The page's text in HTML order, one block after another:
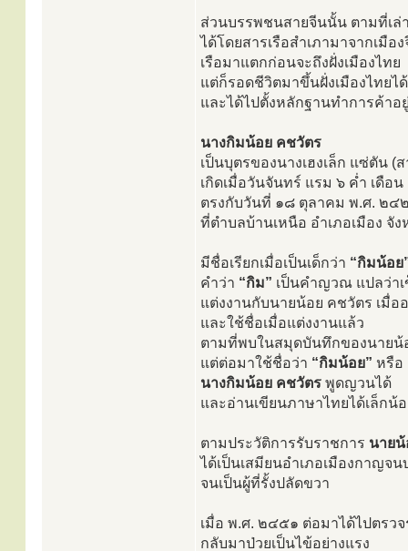
ส่วนบรรพชนสายจีนนั้น ตามที่เล่
ได้โดยสารเรือสำเภามาจากเมือ
เรือมาแตกก่อนจะถึงฝั่งเมืองไทย
แต่ก็รอดชีวิตมาขึ้นฝั่งเมืองไทยได้
และได้ไปตั้งหลักฐานทำการค้าอ
นางกิมน้อย คชวัตร
เป็นบุตรของนางเฮงเล็ก แซ่ตัน
เกิดเมื่อวันจันทร์ แรม ๖ ค่ำ เดือน
ตรงกับวันที่ ๑๘ ตุลาคม พ.ศ. ๒๔
ที่ตำบลบ้านเหนือ อำเภอเมือง จั
มีชื่อเรียกเมื่อเป็นเด็กว่า “กิมน้อย
คำว่า “กิม” เป็นคำญวณ แปลว่า
แต่งงานกับนายน้อย คชวัตร เมื่อ
และใช้ชื่อเมื่อแต่งงานแล้ว
ตามที่พบในสมุดบันทึกของนายน้
แต่ต่อมาใช้ชื่อว่า “กิมน้อย” หรือ
นางกิมน้อย คชวัตร พูดญวนได้
และอ่านเขียนภาษาไทยได้เล็กน้
ตามประวัติการรับราชการ นาย
ได้เป็นเสมียนอำเภอเมืองกาญจ
จนเป็นผู้ที่รั้งปลัดขวา
เมื่อ พ.ศ. ๒๔๕๑ ต่อมาได้ไปตรว
กลับมาป่วยเป็นไข้อย่างแรง